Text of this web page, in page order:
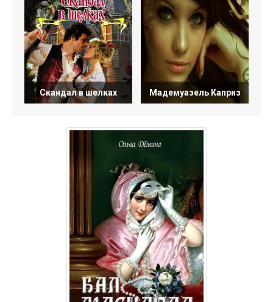
Скандал в шелках Мадемуазель Каприз